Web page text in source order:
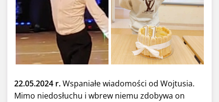
22.05.2024 r.Wspaniałe wiadomości od Wojtusia.
Mimo niedosłuchu i wbrew niemu zdobywa on